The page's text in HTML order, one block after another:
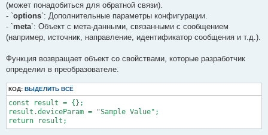
(может понадобиться для обратной связи).
- `options`: Дополнительные параметры конфигурации.
- `meta`: Объект с мета-данными, связанными с сообщением
(например, источник, направление, идентификатор сообщения и т.д.).
Функция возвращает объект со свойствами, которые разработчик
определил в преобразователе.
КОД: ВЫДЕЛИТЬ ВСЁ
const result = {};
result.deviceParam = "Sample Value";
return result;